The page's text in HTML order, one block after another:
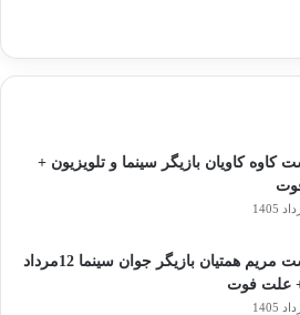
کاوه کاویان بازیگر سینما و تلویزیون +
درگذشت مریم همتیان بازیگر جوان سینما 12مرداد